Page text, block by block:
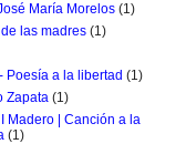
María Morelos (1)
las madres (1)
Poesía a la libertad (1)
Zapata (1)
Madero | Canción a la
(1)